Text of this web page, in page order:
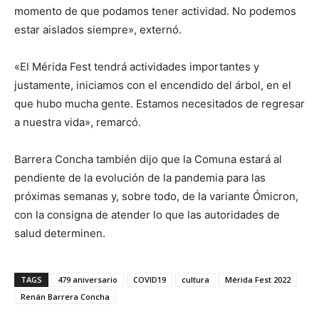
momento de que podamos tener actividad. No podemos
estar aislados siempre», externó.
«El Mérida Fest tendrá actividades importantes y
justamente, iniciamos con el encendido del árbol, en el
que hubo mucha gente. Estamos necesitados de regresar
a nuestra vida», remarcó.
Barrera Concha también dijo que la Comuna estará al
pendiente de la evolución de la pandemia para las
próximas semanas y, sobre todo, de la variante Ómicron,
con la consigna de atender lo que las autoridades de
salud determinen.
TAGS 479 aniversario COVID19 cultura
Mérida Fest 2022
Renán Barrera Concha